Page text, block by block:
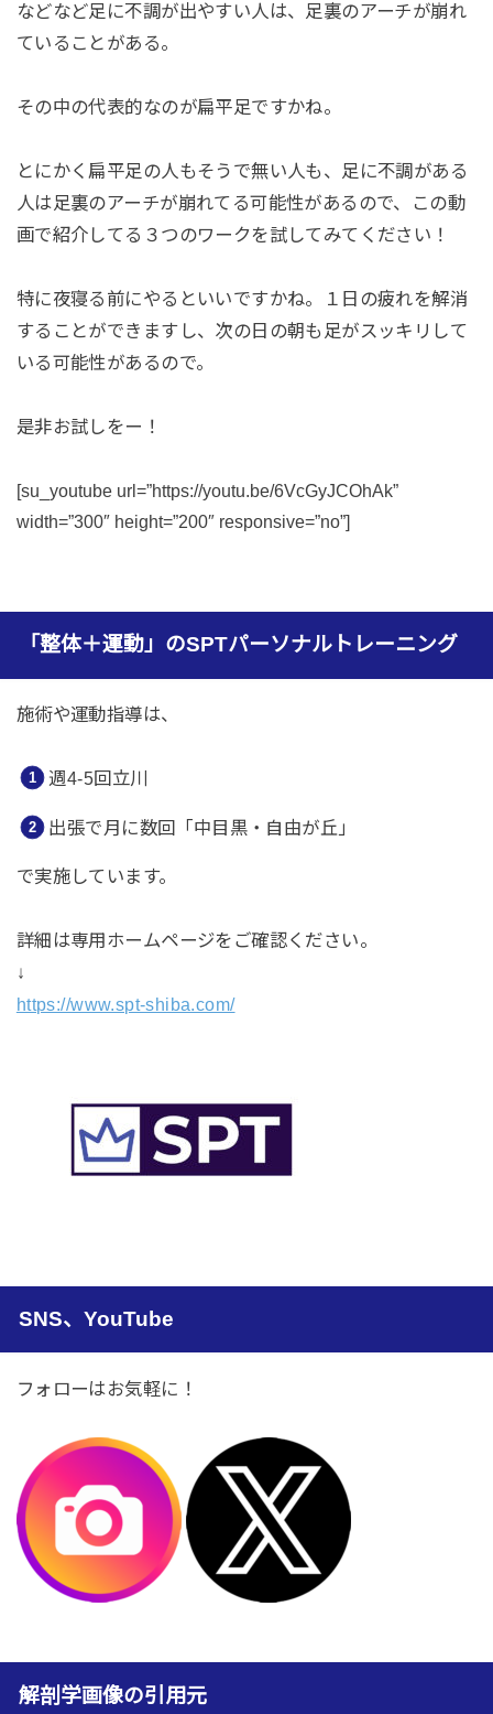
などなど足に不調が出やすい人は、足裏のアーチが崩れ
ていることがある。
その中の代表的なのが扁平足ですかね。
とにかく扁平足の人もそうで無い人も、足に不調がある
人は足裏のアーチが崩れてる可能性があるので、この動
画で紹介してる３つのワークを試してみてください！
特に夜寝る前にやるといいですかね。１日の疲れを解消
することができますし、次の日の朝も足がスッキリして
いる可能性があるので。
是非お試しをー！
[su_youtube url=”https://youtu.be/6VcGyJCOhAk”
width=”300″ height=”200″ responsive=”no”]
「整体＋運動」のSPTパーソナルトレーニング
施術や運動指導は、
週4-5回立川
出張で月に数回「中目黒・自由が丘」
で実施しています。
詳細は専用ホームページをご確認ください。
↓
https://www.spt-shiba.com/
SNS、YouTube
フォローはお気軽に！
解剖学画像の引用元